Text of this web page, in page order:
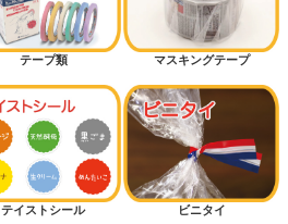
テープ類 マスキングテープ
テイストシール ビニタイ